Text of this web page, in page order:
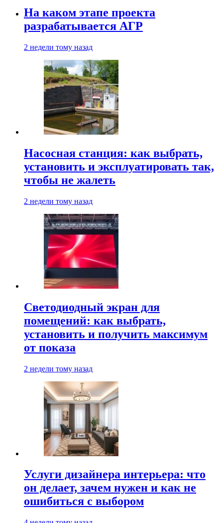
На каком этапе проекта
разрабатывается АГР
2 недели тому назад
Насосная станция: как выбрать,
установить и эксплуатировать так,
чтобы не жалеть
2 недели тому назад
Светодиодный экран для
помещений: как выбрать,
установить и получить максимум
от показа
2 недели тому назад
Услуги дизайнера интерьера: что
он делает, зачем нужен и как не
ошибиться с выбором